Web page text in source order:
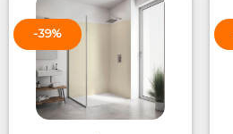
-39%